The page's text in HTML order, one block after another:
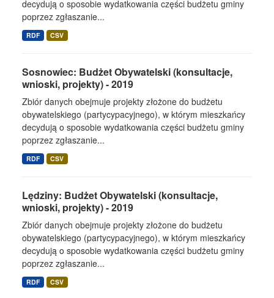
decydują o sposobie wydatkowania części budżetu gminy
poprzez zgłaszanie...
RDF CSV
Sosnowiec: Budżet Obywatelski (konsultacje,
wnioski, projekty) - 2019
Zbiór danych obejmuje projekty złożone do budżetu
obywatelskiego (partycypacyjnego), w którym mieszkańcy
decydują o sposobie wydatkowania części budżetu gminy
poprzez zgłaszanie...
RDF CSV
Lędziny: Budżet Obywatelski (konsultacje,
wnioski, projekty) - 2019
Zbiór danych obejmuje projekty złożone do budżetu
obywatelskiego (partycypacyjnego), w którym mieszkańcy
decydują o sposobie wydatkowania części budżetu gminy
poprzez zgłaszanie...
RDF CSV